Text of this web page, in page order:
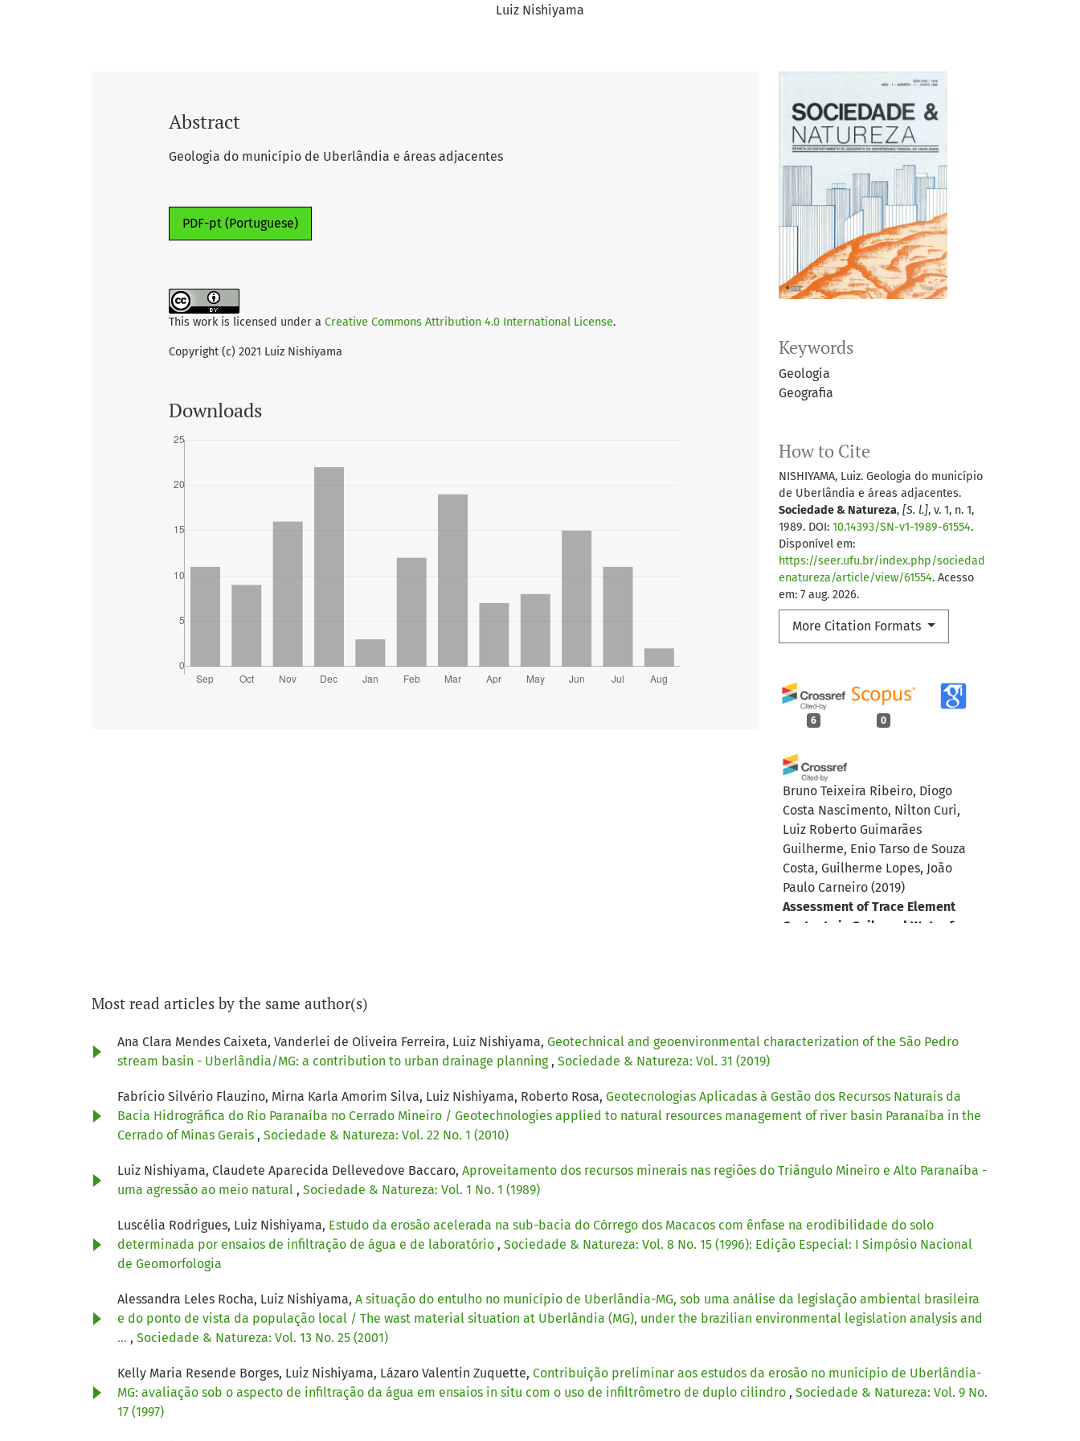
Luiz Nishiyama
Keywords
Geologia
Geografia
How to Cite
NISHIYAMA, Luiz. Geologia do município
de Uberlândia e áreas adjacentes.
Sociedade & Natureza, [S. l.], v. 1, n. 1,
1989. DOI: 10.14393/SN-v1-1989-61554.
Disponível em:
https://seer.ufu.br/index.php/sociedad
enatureza/article/view/61554. Acesso
em: 7 aug. 2026.
More Citation Formats
6 0
Bruno Teixeira Ribeiro, Diogo
Costa Nascimento, Nilton Curi,
Luiz Roberto Guimarães
Guilherme, Enio Tarso de Souza
Costa, Guilherme Lopes, João
Paulo Carneiro (2019)
Assessment of Trace Element
Contents in Soils and Water from
Silva Filho (2003)
Primeiro relato do parasitóide
Pteromalidae) parasitando pupas
(Diptera: Sarcophagidae) no
Brasil.
Ciência Rural, 33(1), 173.
10.1590/S0103-84782003000100029
Hygor Evangelista Siqueira, Teresa
Sanches Fernandes, Fernando
António Leal Pacheco (2017)
Abstract
Geologia do município de Uberlândia e áreas adjacentes
PDF-pt (Portuguese)
This work is licensed under a Creative Commons Attribution 4.0 International License.
Copyright (c) 2021 Luiz Nishiyama
Downloads
Most read articles by the same author(s)
Ana Clara Mendes Caixeta, Vanderlei de Oliveira Ferreira, Luiz Nishiyama, Geotechnical and geoenvironmental characterization of the São Pedro
stream basin - Uberlândia/MG: a contribution to urban drainage planning, Sociedade & Natureza: Vol. 31 (2019)
Fabrício Silvério Flauzino, Mirna Karla Amorim Silva, Luiz Nishiyama, Roberto Rosa, Geotecnologias Aplicadas à Gestão dos Recursos Naturais da
Bacia Hidrográfica do Rio Paranaíba no Cerrado Mineiro / Geotechnologies applied to natural resources management of river basin Paranaíba in the
Cerrado of Minas Gerais , Sociedade & Natureza: Vol. 22 No. 1 (2010)
Luiz Nishiyama, Claudete Aparecida Dellevedove Baccaro, Aproveitamento dos recursos minerais nas regiões do Triângulo Mineiro e Alto Paranaíba -
uma agressão ao meio natural , Sociedade & Natureza: Vol. 1 No. 1 (1989)
Luscélia Rodrigues, Luiz Nishiyama, Estudo da erosão acelerada na sub-bacia do Córrego dos Macacos com ênfase na erodibilidade do solo
determinada por ensaios de infiltração de água e de laboratório , Sociedade & Natureza: Vol. 8 No. 15 (1996): Edição Especial: I Simpósio Nacional
de Geomorfologia
Alessandra Leles Rocha, Luiz Nishiyama, A situação do entulho no município de Uberlândia-MG, sob uma análise da legislação ambiental brasileira
e do ponto de vista da população local / The wast material situation at Uberlândia (MG), under the brazilian environmental legislation analysis and
... , Sociedade & Natureza: Vol. 13 No. 25 (2001)
Kelly Maria Resende Borges, Luiz Nishiyama, Lázaro Valentin Zuquette, Contribuição preliminar aos estudos da erosão no município de Uberlândia-
MG: avaliação sob o aspecto de infiltração da água em ensaios in situ com o uso de infiltrômetro de duplo cilindro , Sociedade & Natureza: Vol. 9 No.
17 (1997)